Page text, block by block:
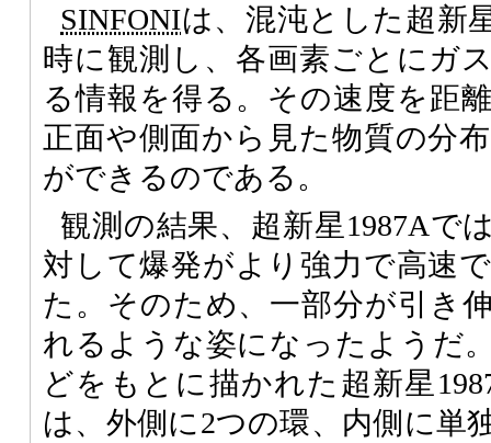
SINFONIは、混沌とした超新
時に観測し、各画素ごとにガ
る情報を得る。その速度を距
正面や側面から見た物質の分
ができるのである。
観測の結果、超新星1987Aで
対して爆発がより強力で高速
た。そのため、一部分が引き
れるような姿になったようだ
どをもとに描かれた超新星
は、外側に2つの環、内側に単